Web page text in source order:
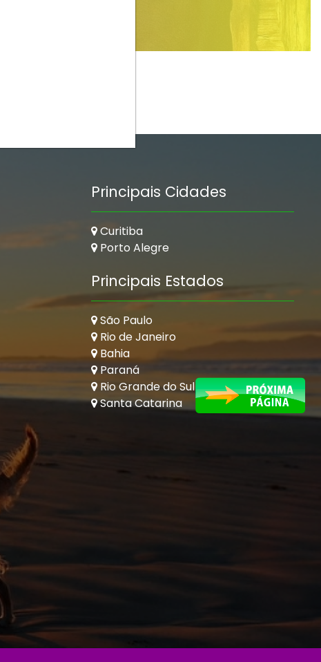
Principais Cidades
Curitiba
Porto Alegre
Principais Estados
São Paulo
Rio de Janeiro
Bahia
Paraná
Rio Grande do Sul
Santa Catarina